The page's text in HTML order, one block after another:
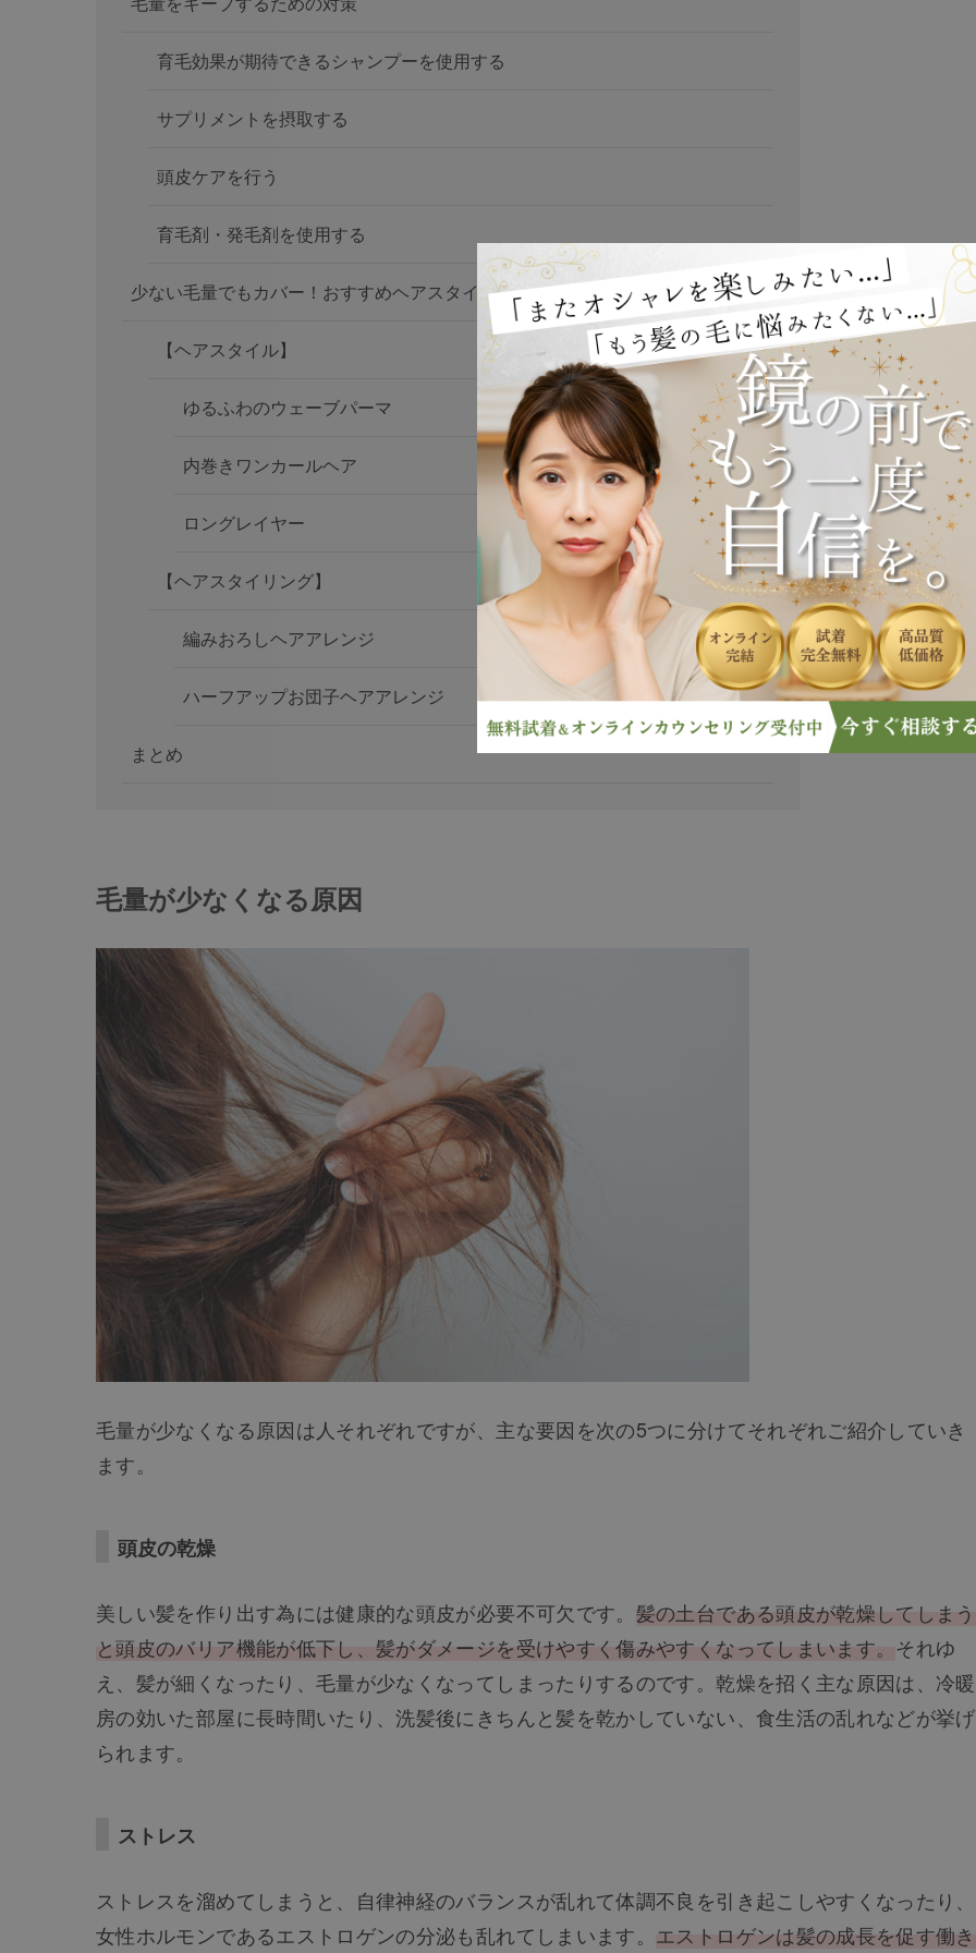
育毛効果が期待できるシャンプーを使用する
サプリメントを摂取する
頭皮ケアを行う
育毛剤・発毛剤を使用する
少ない毛量でもカバー！おすすめヘアスタイル・スタイリング
【ヘアスタイル】
ゆるふわのウェーブパーマ
内巻きワンカールヘア
ロングレイヤー
【ヘアスタイリング】
編みおろしヘアアレンジ
ハーフアップお団子ヘアアレンジ
まとめ
毛量が少なくなる原因
毛量が少なくなる原因は人それぞれですが、主な要因を次の5つに分けてそれぞれご紹介していき
ます。
頭皮の乾燥
美しい髪を作り出す為には健康的な頭皮が必要不可欠です。 髪の土台である頭皮が乾燥してしまう
と頭皮のバリア機能が低下し、髪がダメージを受けやすく傷みやすくなってしまいます。 それゆ
え、髪が細くなったり、毛量が少なくなってしまったりするのです。乾燥を招く主な原因は、冷暖
房の効いた部屋に長時間いたり、洗髪後にきちんと髪を乾かしていない、食生活の乱れなどが挙げ
られます。
ストレス
ストレスを溜めてしまうと、自律神経のバランスが乱れて体調不良を引き起こしやすくなったり、
女性ホルモンであるエストロゲンの分泌も乱れてしまいます。 エストロゲンは髪の成長を促す働き